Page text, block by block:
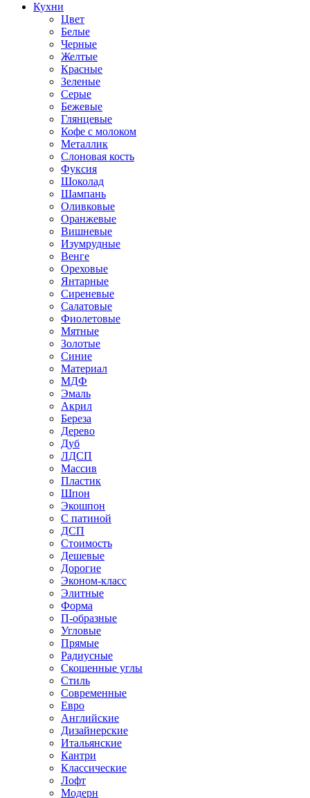
Кухни
Цвет
Белые
Черные
Желтые
Красные
Зеленые
Серые
Бежевые
Глянцевые
Кофе с молоком
Металлик
Слоновая кость
Фуксия
Шоколад
Шампань
Оливковые
Оранжевые
Вишневые
Изумрудные
Венге
Ореховые
Янтарные
Сиреневые
Салатовые
Фиолетовые
Мятные
Золотые
Синие
Материал
МДФ
Эмаль
Акрил
Береза
Дерево
Дуб
ЛДСП
Массив
Пластик
Шпон
Экошпон
С патиной
ДСП
Стоимость
Дешевые
Дорогие
Эконом-класс
Элитные
Форма
П-образные
Угловые
Прямые
Радиусные
Скошенные углы
Стиль
Современные
Евро
Английские
Дизайнерские
Итальянские
Кантри
Классические
Лофт
Модерн